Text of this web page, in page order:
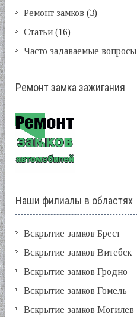
Ремонт замков (3)
Статьи (16)
Часто задаваемые вопросы
Ремонт замка зажигания
Наши филиалы в областях
Вскрытие замков Брест
Вскрытие замков Витебск
Вскрытие замков Гродно
Вскрытие замков Гомель
Вскрытие замков Могилев